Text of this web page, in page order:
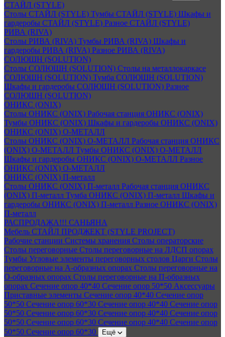
СТАЙЛ (STYLE)
Столы СТАЙЛ (STYLE) Тумбы СТАЙЛ (STYLE) Шкафы и
гардеробы СТАЙЛ (STYLE) Разное СТАЙЛ (STYLE)
РИВА (RIVA)
Столы РИВА (RIVA) Тумбы РИВА (RIVA) Шкафы и
гардеробы РИВА (RIVA) Разное РИВА (RIVA)
СОЛЮШН (SOLUTION)
Столы СОЛЮШН (SOLUTION) Столы на металлокаркасе
СОЛЮШН (SOLUTION) Тумба СОЛЮШН (SOLUTION)
Шкафы и гардеробы СОЛЮШН (SOLUTION) Разное
СОЛЮШН (SOLUTION)
ОНИКС (ONIX)
Столы ОНИКС (ONIX) Рабочая станция ОНИКС (ONIX)
Тумбы ОНИКС (ONIX) Шкафы и гардеробы ОНИКС (ONIX)
ОНИКС (ONIX) O-МЕТАЛЛ
Столы ОНИКС (ONIX) O-МЕТАЛЛ Рабочая станция ОНИКС
(ONIX) O-МЕТАЛЛ Тумбы ОНИКС (ONIX) O-МЕТАЛЛ
Шкафы и гардеробы ОНИКС (ONIX) O-МЕТАЛЛ Разное
ОНИКС (ONIX) O-МЕТАЛЛ
ОНИКС (ONIX) П-металл
Столы ОНИКС (ONIX) П-металл Рабочая станция ОНИКС
(ONIX) П-металл Тумба ОНИКС (ONIX) П-металл Шкафы и
гардеробы ОНИКС (ONIX) П-металл Разное ОНИКС (ONIX)
П-металл
РАСПРОДАЖА!!! САНЬЯНА
Мебель СТАЙЛ ПРОДЖЕКТ (STYLE PROJECT)
Рабочие станции Системы хранения Столы операторские
Столы переговорные Столы переговорные на ЛДСП опорах
Тумбы Угловые элементы переговорных столов Царги Столы
переговорные на А-образных опорах Столы переговорные на
О-образных опорах Столы переговорные на П-образных
опорах Сечение опор 40*40 Сечение опор 50*50 Аксессуары
Приставные элементы Сечение опор 40*40 Сечение опор
50*50 Сечение опор 60*30 Сечение опор 40*40 Сечение опор
50*50 Сечение опор 60*30 Сечение опор 40*40 Сечение опор
50*50 Сечение опор 60*30 Сечение опор 40*40 Сечение опор
50*50 Сечение опор 60*30 Ещё